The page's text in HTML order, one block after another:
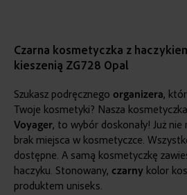
Czarna kosmetyczka z
kieszenią ZG728 Opal
Szukasz podręcznego organizera,
Twoje kosmetyki? Nasza kosmetyczka
Voyager, to wybór doskonały! Już
brak miejsca w kosmetyczce.
dostępne. A samą kosmetyczkę
haczyku. Stonowany, czarny kolor
produktem uniseks.